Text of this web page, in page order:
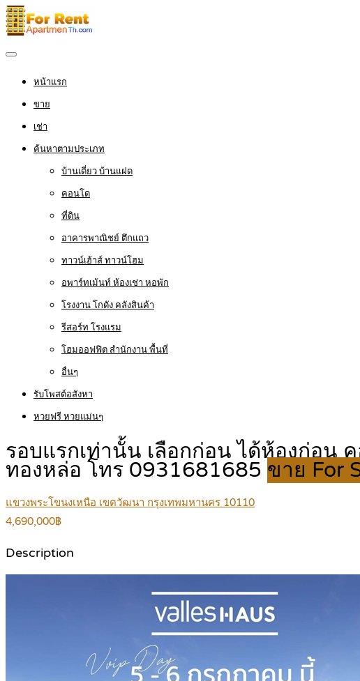
หน้าแรก
ขาย
เช่า
ค้นหาตามประเภท
บ้านเดี่ยว บ้านแฝด
คอนโด
ที่ดิน
อาคารพาณิชย์ ตึกแถว
ทาวน์เฮ้าส์ ทาวน์โฮม
อพาร์ทเม้นท์ ห้องเช่า หอพัก
โรงงาน โกดัง คลังสินค้า
รีสอร์ท โรงแรม
โฮมออฟฟิต สำนักงาน พื้นที่
อื่นๆ
รับโพสต์อสังหา
หวยฟรี หวยแม่นๆ
รอบแรกเท่านั้น เลือกก่อน ได้ห้องก่อน
ทองหล่อ โทร 0931681685 ขาย For
แขวงพระโขนงเหนือ เขตวัฒนา กรุงเทพมหานคร 10110
4,690,000฿
Description